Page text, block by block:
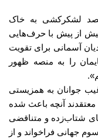
قصد لشکرکشی به خاک
از پیش با حرف‌هایی
آسمانی برای تقویت
را به منصه ظهور
».
جوانان به همزیستی
آنچه باعث شده
شتاب‌زده و متناقضی
جهانی فراخواند و از